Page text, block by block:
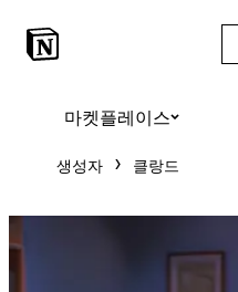
마켓플레이스
생성자 클랑드